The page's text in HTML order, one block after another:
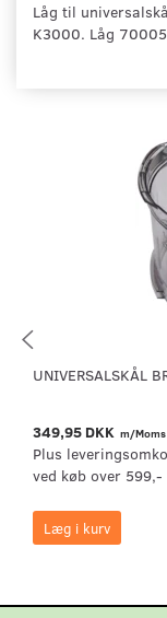
Låg til
K3000. Låg
UNIVERSALSKÅL
349,95 DKK m/Moms
Plus
ved køb over 599,-
Læg i kurv